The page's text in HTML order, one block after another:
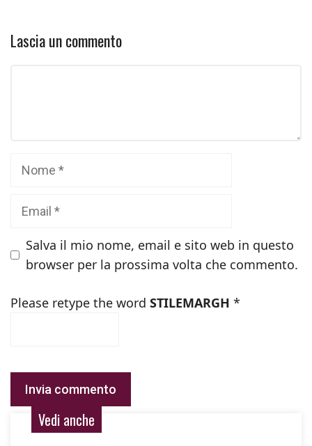
Lascia un commento
Salva il mio nome, email e sito web in questo
browser per la prossima volta che commento.
Please retype the word STILEMARGH *
Vedi anche